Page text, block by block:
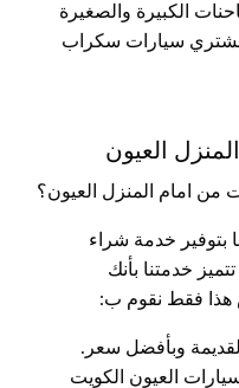
الكبيرة والصغيرة
نشتري سيارات سكراب
العيون
امام المنزل العيون؟
بتوفير خدمة شراء
خدمتنا بأنك
هذا فقط نقوم ب:
وبأفضل سعر.
العيون الكويت